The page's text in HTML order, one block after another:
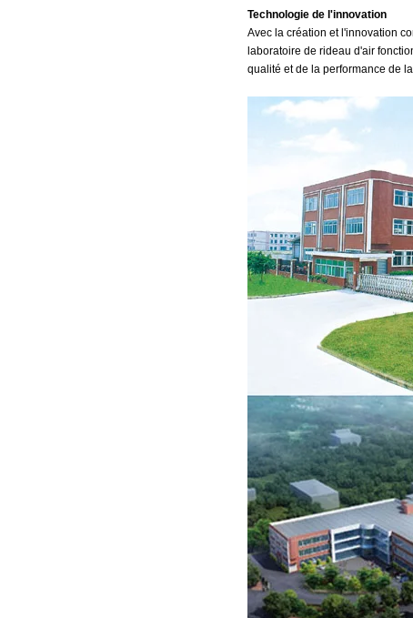
Technologie de l'innovation
Avec la création et l'innovation
laboratoire de rideau d'air
qualité et de la performance de